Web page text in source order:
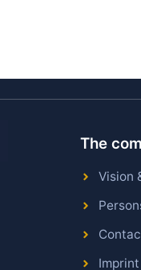
The
Vision
Imprint